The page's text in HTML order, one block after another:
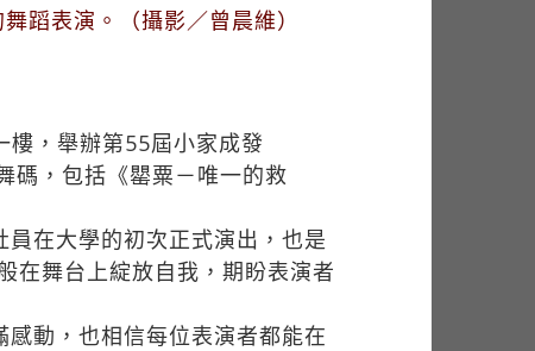
蹈表演。（攝影／曾晨維）
，舉辦第55屆小家成發
碼，包括《罌粟－唯一的救
在大學的初次正式演出，也是
在舞台上綻放自我，期盼表演者
動，也相信每位表演者都能在